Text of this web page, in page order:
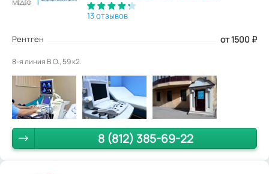
13 отзывов
Рентген от 1500 ₽
8-я линия В.О., 59 к2.
8 (812) 385-69-22